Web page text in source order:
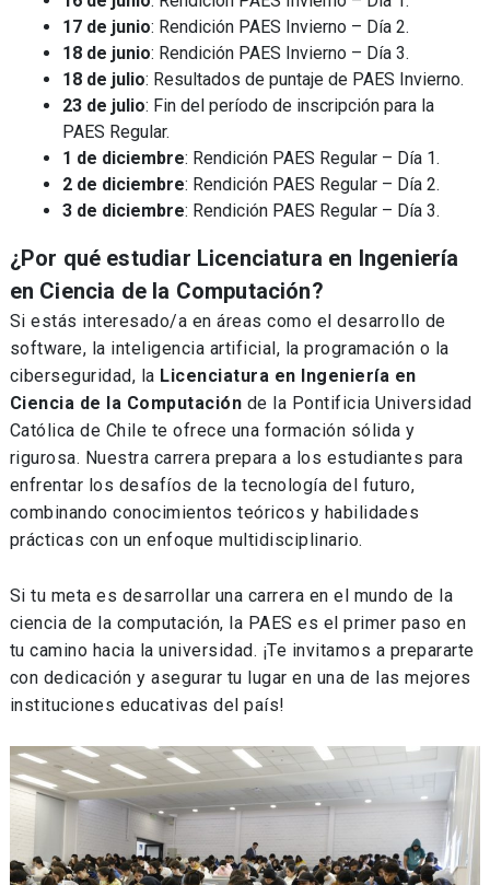
17 de junio: Rendición PAES Invierno – Día 2.
18 de junio: Rendición PAES Invierno – Día 3.
18 de julio: Resultados de puntaje de PAES Invierno.
23 de julio: Fin del período de inscripción para la
PAES Regular.
1 de diciembre: Rendición PAES Regular – Día 1.
2 de diciembre: Rendición PAES Regular – Día 2.
3 de diciembre: Rendición PAES Regular – Día 3.
¿Por qué estudiar Licenciatura en Ingeniería
en Ciencia de la Computación?
Si estás interesado/a en áreas como el desarrollo de
software, la inteligencia artificial, la programación o la
ciberseguridad, la Licenciatura en Ingeniería en
Ciencia de la Computación de la Pontificia Universidad
Católica de Chile te ofrece una formación sólida y
rigurosa. Nuestra carrera prepara a los estudiantes para
enfrentar los desafíos de la tecnología del futuro,
combinando conocimientos teóricos y habilidades
prácticas con un enfoque multidisciplinario.
Si tu meta es desarrollar una carrera en el mundo de la
ciencia de la computación, la PAES es el primer paso en
tu camino hacia la universidad. ¡Te invitamos a prepararte
con dedicación y asegurar tu lugar en una de las mejores
instituciones educativas del país!